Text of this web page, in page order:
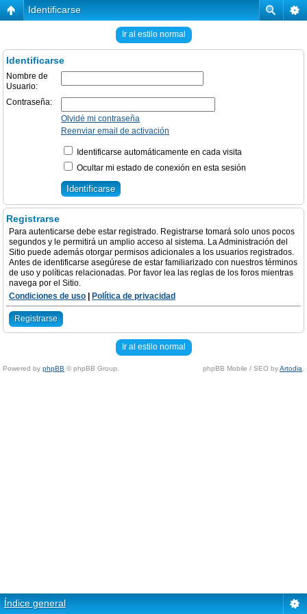
Identificarse
Ir al estilo normal
Identificarse
Nombre de
Usuario:
Contraseña:
Olvidé mi contraseña
Reenviar email de activación
Identificarse automáticamente en cada visita
Ocultar mi estado de conexión en esta sesión
Registrarse
Para autenticarse debe estar registrado. Registrarse tomará solo unos pocos
segundos y le permitirá un amplio acceso al sistema. La Administración del
Sitio puede además otorgar permisos adicionales a los usuarios registrados.
Antes de identificarse asegúrese de estar familiarizado con nuestros términos
de uso y políticas relacionadas. Por favor lea las reglas de los foros mientras
navega por el Sitio.
Condiciones de uso
Política de privacidad
Registrarse
Ir al estilo normal
Powered by phpBB © phpBB Group. phpBB Mobile / SEO byArtodia
Índice general